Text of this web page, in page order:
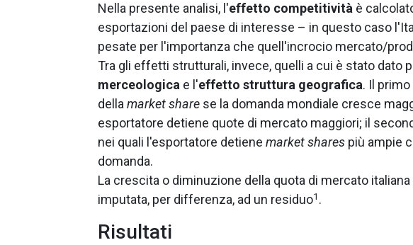
Nella presente analisi, l'effetto competitività è
esportazioni del paese di interesse – in questo caso
pesate per l'importanza che quell'incrocio mercato/
Tra gli effetti strutturali, invece, quelli a cui è stato dato
merceologica e l'effetto struttura geografica. Il
dellamarket share se la domanda mondiale cresce
esportatore detiene quote di mercato maggiori; il
nei quali l'esportatore detiene market shares più ampie
domanda.
La crescita o diminuzione della quota di mercato
imputata, per differenza, ad un residuo1 .
Risultati